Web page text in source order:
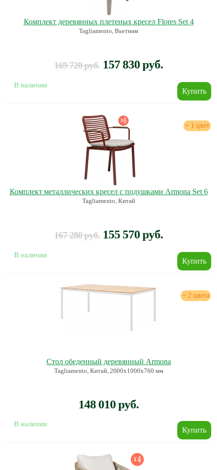
Комплект деревянных плетеных кресел Flores Set 4
Tagliamento, Вьетнам
169 720 руб. 157 830 руб.
В наличии
+ 1 цвет
Комплект металлических кресел с подушками Armona Set 6
Tagliamento, Китай
167 280 руб. 155 570 руб.
В наличии
+ 2 цвета
Стол обеденный деревянный Armona
Tagliamento, Китай, 2000х1000х760 мм
148 010 руб.
В наличии